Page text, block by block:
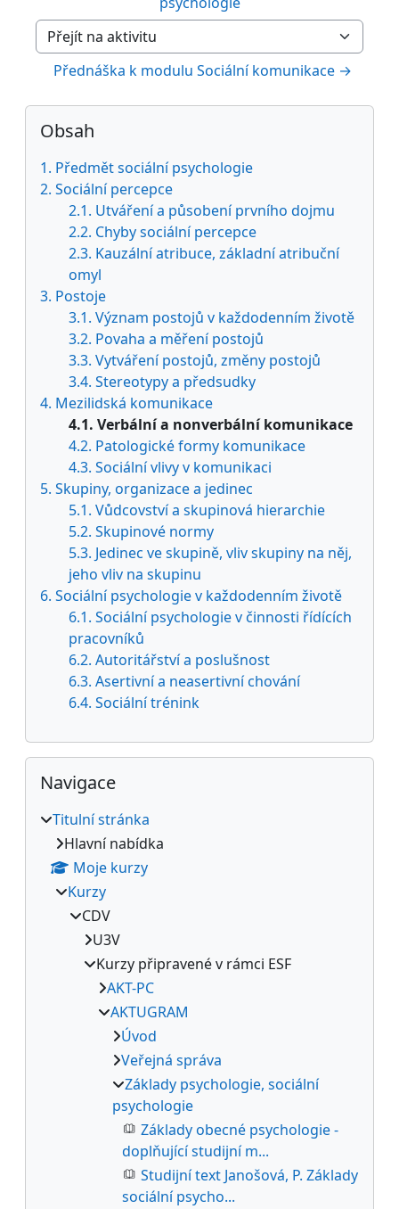
Přejít na aktivitu
Přednáška k modulu Sociální komunikace →
Bloky
Přeskočit: Obsah
Obsah
1. Předmět sociální psychologie
2. Sociální percepce
2.1. Utváření a působení prvního dojmu
2.2. Chyby sociální percepce
2.3. Kauzální atribuce, základní atribuční
omyl
3. Postoje
3.1. Význam postojů v každodenním životě
3.2. Povaha a měření postojů
3.3. Vytváření postojů, změny postojů
3.4. Stereotypy a předsudky
4. Mezilidská komunikace
4.1. Verbální a nonverbální komunikace
4.2. Patologické formy komunikace
4.3. Sociální vlivy v komunikaci
5. Skupiny, organizace a jedinec
5.1. Vůdcovství a skupinová hierarchie
5.2. Skupinové normy
5.3. Jedinec ve skupině, vliv skupiny na něj,
jeho vliv na skupinu
6. Sociální psychologie v každodenním životě
6.1. Sociální psychologie v činnosti řídících
pracovníků
6.2. Autoritářství a poslušnost
6.3. Asertivní a neasertivní chování
6.4. Sociální trénink
Přeskočit: Navigace
Navigace
Titulní stránka
Hlavní nabídka
Moje kurzy
Kurzy
CDV
U3V
Kurzy připravené v rámci ESF
AKT-PC
AKTUGRAM
Úvod
Veřejná správa
Základy psychologie, sociální
psychologie
Základy obecné psychologie -
doplňující studijní m...
Studijní text Janošová, P. Základy
sociální psycho...